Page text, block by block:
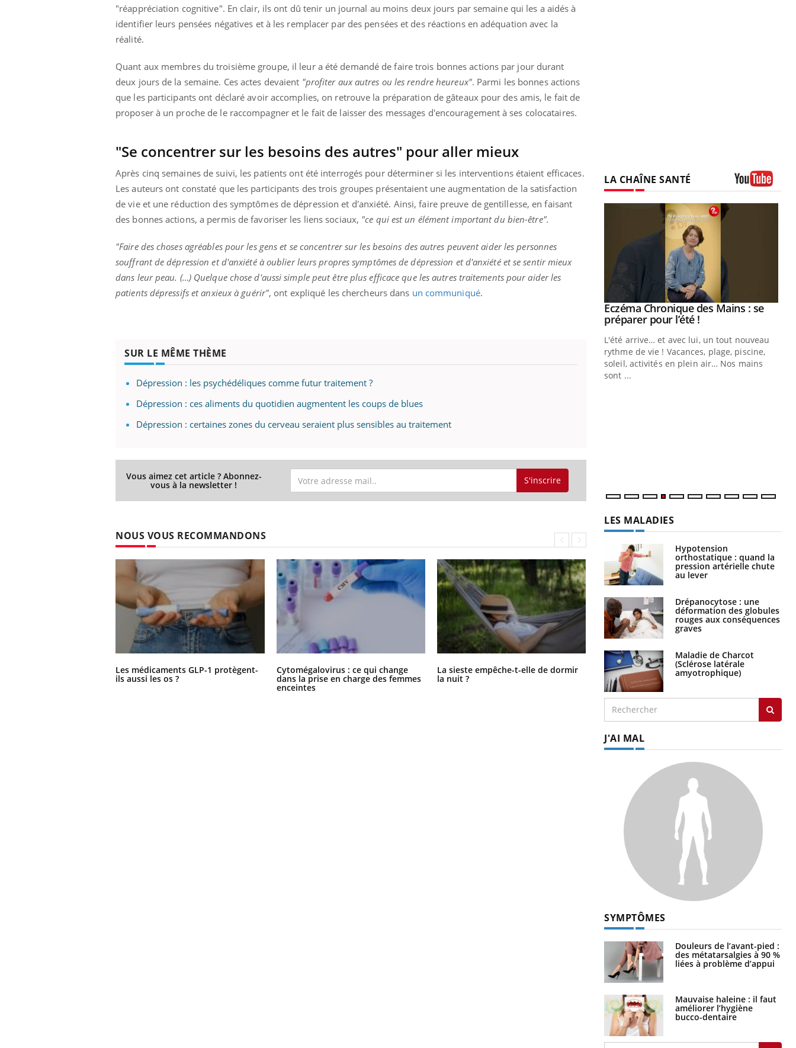
"réappréciation cognitive". En clair, ils ont dû tenir un journal au moins deux jours par semaine qui les a aidés à
identifier leurs pensées négatives et à les remplacer par des pensées et des réactions en adéquation avec la
réalité.
Quant aux membres du troisième groupe, il leur a été demandé de faire trois bonnes actions par jour durant
deux jours de la semaine. Ces actes devaient "profiter aux autres ou les rendre heureux". Parmi les bonnes actions
que les participants ont déclaré avoir accomplies, on retrouve la préparation de gâteaux pour des amis, le fait de
proposer à un proche de le raccompagner et le fait de laisser des messages d'encouragement à ses colocataires.
"Se concentrer sur les besoins des autres" pour aller mieux
Après cinq semaines de suivi, les patients ont été interrogés pour déterminer si les interventions étaient efficaces.
Les auteurs ont constaté que les participants des trois groupes présentaient une augmentation de la satisfaction
de vie et une réduction des symptômes de dépression et d'anxiété. Ainsi, faire preuve de gentillesse, en faisant
des bonnes actions, a permis de favoriser les liens sociaux, "ce qui est un élément important du bien-être".
"Faire des choses agréables pour les gens et se concentrer sur les besoins des autres peuvent aider les personnes
souffrant de dépression et d'anxiété à oublier leurs propres symptômes de dépression et d'anxiété et se sentir mieux
dans leur peau. (…) Quelque chose d'aussi simple peut être plus efficace que les autres traitements pour aider les
patients dépressifs et anxieux à guérir", ont expliqué les chercheurs dans un communiqué.
SUR LE MÊME THÈME
Dépression : les psychédéliques comme futur traitement ?
Dépression : ces aliments du quotidien augmentent les coups de blues
Dépression : certaines zones du cerveau seraient plus sensibles au traitement
Vous aimez cet article ? Abonnez-
vous à la newsletter ! S'inscrire
NOUS VOUS RECOMMANDONS
Les médicaments GLP-1 protègent-
ils aussi les os ?
Cytomégalovirus : ce qui change
dans la prise en charge des femmes
enceintes
La sieste empêche-t-elle de dormir
la nuit ?
VIH : la fin du comprimé tous les
jours se profile-t-elle enfin ?
LA CHAÎNE SANTÉ
d'autres non ! D'un côté, poser des
questions sur la maladie d'un proche c'est carence en fer sont multiples ce qui la rendpatients comme parfois chez les soignants.
Youtube
Eczéma Chronique des Mains : se
préparer pour l’été !Youtube
L'été arrive… et avec lui, un tout nouveau
rythme de vie ! Vacances, plage, piscine,
soleil, activités en plein air… Nos mains
sont ...
LES MALADIES
Hypotension
orthostatique : quand la
pression artérielle chute
au lever
Drépanocytose : une
déformation des globules
rouges aux conséquences
graves
Maladie de Charcot
(Sclérose latérale
amyotrophique)
J'AI MAL
SYMPTÔMES
Douleurs de l’avant-pied :
des métatarsalgies à 90 %
liées à problème d’appui
Mauvaise haleine : il faut
améliorer l’hygiène
bucco-dentaire